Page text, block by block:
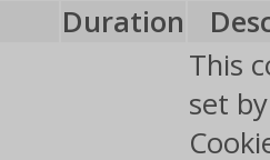
Duration
This
set